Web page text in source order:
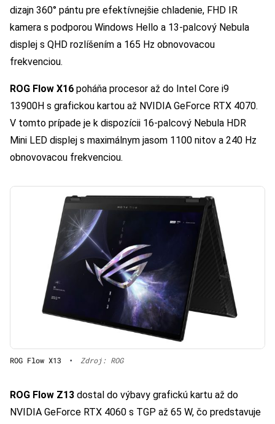
dizajn 360° pántu pre efektívnejšie chladenie, FHD IR
kamera s podporou Windows Hello a 13-palcový Nebula
displej s QHD rozlíšením a 165 Hz obnovovacou
frekvenciou.
ROG Flow X16 poháňa procesor až do Intel Core i9
13900H s grafickou kartou až NVIDIA GeForce RTX 4070.
V tomto prípade je k dispozícii 16-palcový Nebula HDR
Mini LED displej s maximálnym jasom 1100 nitov a 240 Hz
obnovovacou frekvenciou.
ROG Flow X13 • Zdroj: ROG
ROG Flow Z13 dostal do výbavy grafickú kartu až do
NVIDIA GeForce RTX 4060 s TGP až 65 W, čo predstavuje